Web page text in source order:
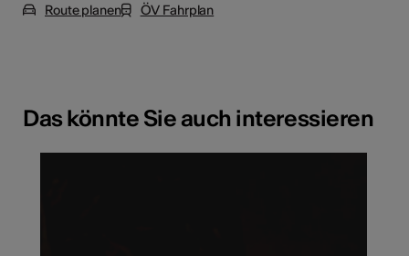
Route planen
ÖV Fahrplan
Das könnte Sie auch interessieren